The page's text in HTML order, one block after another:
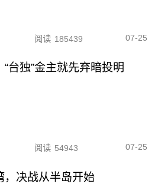
阅读 185439 07-25
台独”金主就先弃暗投明
阅读 54943 07-25
，决战从半岛开始